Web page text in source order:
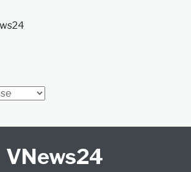
VNews24